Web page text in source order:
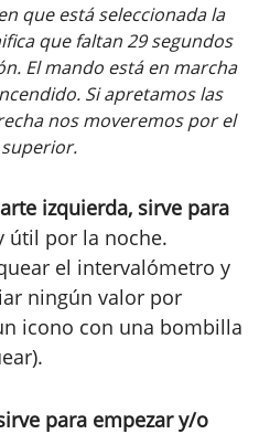
que está seleccionada la
que faltan 29 segundos
El mando está en marcha
Si apretamos las
nos moveremos por el
izquierda, sirve para
útil por la noche.
el intervalómetro y
ningún valor por
icono con una bombilla
para empezar y/o